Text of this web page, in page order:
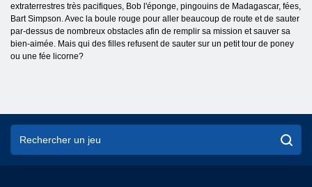
extraterrestres très pacifiques, Bob l'éponge, pingouins de Madagascar, fées,
Bart Simpson. Avec la boule rouge pour aller beaucoup de route et de sauter
par-dessus de nombreux obstacles afin de remplir sa mission et sauver sa
bien-aimée. Mais qui des filles refusent de sauter sur un petit tour de poney
ou une fée licorne?